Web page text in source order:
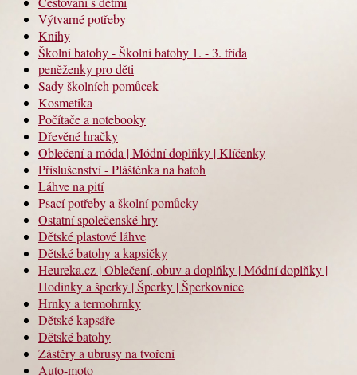
Výtvarné potřeby
Knihy
Školní batohy - Školní batohy 1. - 3. třída
peněženky pro děti
Sady školních pomůcek
Kosmetika
Počítače a notebooky
Dřevěné hračky
Oblečení a móda | Módní doplňky | Klíčenky
Příslušenství - Pláštěnka na batoh
Láhve na pití
Psací potřeby a školní pomůcky
Ostatní společenské hry
Dětské plastové láhve
Dětské batohy a kapsičky
Heureka.cz | Oblečení, obuv a doplňky | Módní doplňky |
Hodinky a šperky | Šperky | Šperkovnice
Hrnky a termohrnky
Dětské kapsáře
Dětské batohy
Zástěry a ubrusy na tvoření
Auto-moto